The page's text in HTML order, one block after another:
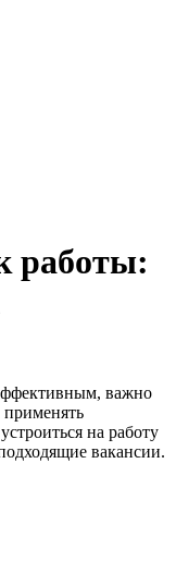
работы:
важно
применять
на работу
вакансии.